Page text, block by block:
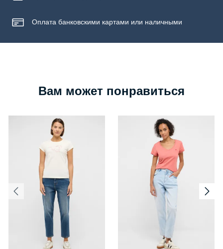
Оплата банковскими картами или наличными
Вам может понравиться